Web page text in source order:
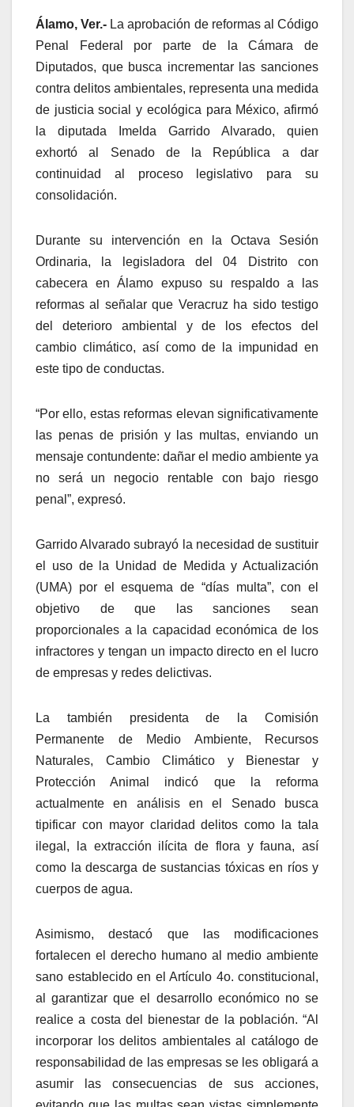
Álamo, Ver.- La aprobación de reformas al Código
Penal Federal por parte de la Cámara de
Diputados, que busca incrementar las sanciones
contra delitos ambientales, representa una medida
de justicia social y ecológica para México, afirmó
la diputada Imelda Garrido Alvarado, quien
exhortó al Senado de la República a dar
continuidad al proceso legislativo para su
consolidación.
Durante su intervención en la Octava Sesión
Ordinaria, la legisladora del 04 Distrito con
cabecera en Álamo expuso su respaldo a las
reformas al señalar que Veracruz ha sido testigo
del deterioro ambiental y de los efectos del
cambio climático, así como de la impunidad en
este tipo de conductas.
“Por ello, estas reformas elevan significativamente
las penas de prisión y las multas, enviando un
mensaje contundente: dañar el medio ambiente ya
no será un negocio rentable con bajo riesgo
penal”, expresó.
Garrido Alvarado subrayó la necesidad de sustituir
el uso de la Unidad de Medida y Actualización
(UMA) por el esquema de “días multa”, con el
objetivo de que las sanciones sean
proporcionales a la capacidad económica de los
infractores y tengan un impacto directo en el lucro
de empresas y redes delictivas.
La también presidenta de la Comisión
Permanente de Medio Ambiente, Recursos
Naturales, Cambio Climático y Bienestar y
Protección Animal indicó que la reforma
actualmente en análisis en el Senado busca
tipificar con mayor claridad delitos como la tala
ilegal, la extracción ilícita de flora y fauna, así
como la descarga de sustancias tóxicas en ríos y
cuerpos de agua.
Asimismo, destacó que las modificaciones
fortalecen el derecho humano al medio ambiente
sano establecido en el Artículo 4o. constitucional,
al garantizar que el desarrollo económico no se
realice a costa del bienestar de la población. “Al
incorporar los delitos ambientales al catálogo de
responsabilidad de las empresas se les obligará a
asumir las consecuencias de sus acciones,